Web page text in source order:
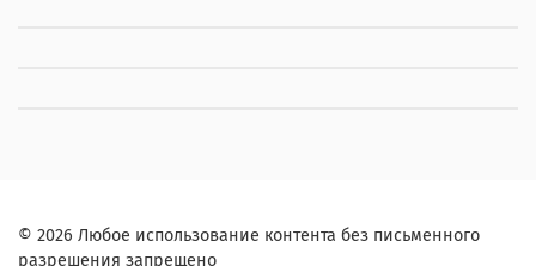
© 2026 Любое использование контента без письменного
разрешения запрещено